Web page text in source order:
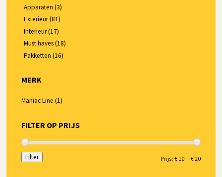
Apparaten (3)
Exterieur(81)
Interieur(17)
Must haves (18)
Pakketten (16)
MERK
Maniac Line (1)
FILTER OP PRIJS
Min.
Max.
Filter Prijs: € 10—€ 20